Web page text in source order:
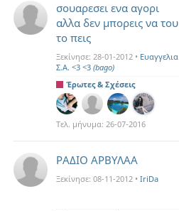
σουαρεσει ενα αγορι
αλλα δεν μπορεις να του
το πεις
Ξεκίνησε: 28-01-2012 • Ευαγγελια
Σ.Α. <3 <3 (bago)
Έρωτες & Σχέσεις
Τελ. μήνυμα: 26-07-2016
ΡΑΔΙΟ ΑΡΒΥΛΑΑ
Ξεκίνησε: 08-11-2012 • IriDa